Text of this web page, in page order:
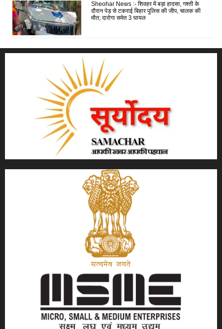
Sheohar News :- शिवहर में बड़ा हादसा, गश्ती के
दौरान पेड़ से टकराई बिहार पुलिस की जीप, चालक की
मौत; दारोगा समेत 3 घायल